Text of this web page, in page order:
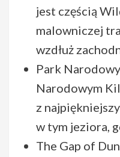
jest częścią
malowniczej
wzdłuż
Park
Narodowym
z
w tym jeziora,
The Gap of